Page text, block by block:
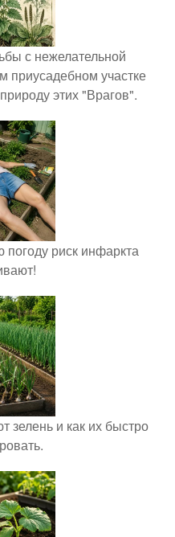
с нежелательной
приусадебном участке
этих "Врагов".
риск инфаркта
зелень и как их быстро